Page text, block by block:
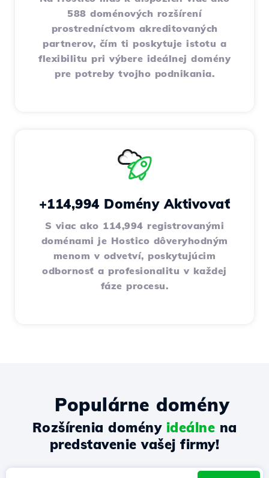
588 doménových rozšírení
prostredníctvom akreditovaných
partnerov, čím ti poskytuje istotu a
flexibilitu pri výbere ideálnej domény
pre potreby tvojho podnikania.
+114,994 Domény Aktivovať
S viac ako 114,994 registrovanými
doménami je Hostico dôveryhodným
menom v odvetví, poskytujúcim
odbornosť a profesionalitu v každej
fáze procesu.
Populárne domény
Rozšírenia domény ideálne na
predstavenie vašej firmy!